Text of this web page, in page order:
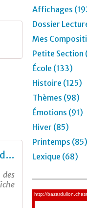
Index Fiches Personnages Historiques et Célèbres - Le Bazar du Lion
des
Affichages
Dossier
Mes
Petite Section
École (133)
Histoire (125)
Thèmes (98)
Émotions (91)
Hiver (85)
Printemps (85)
Lexique (68)